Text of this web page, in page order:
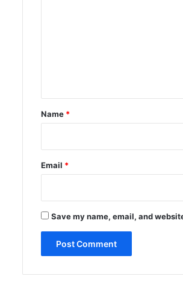
*
Name *
Email *
Save my name, email, and